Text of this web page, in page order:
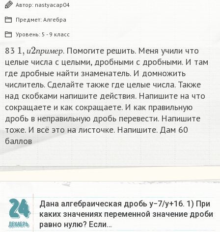
Автор: nastyacap04
Предмет: Алгебра
Уровень: 5 - 9 класс
83 и пр имер
1 2
. Помогите решить. Меня учили что
целые числа с целыми, дробными с дробными. И там
где дробные найти знаменатель. И домножить
числитель. Сделайте также где целые числа. Также
над скобками напишите действия. Напишите на что
сокращаете и как сокращаете. И как правильную
дробь в неправильную дробь перевести. Напишите
тоже. И всё это на листочке. Напишите. Дам 60
баллов
24
ДЕКАБРЬ
Дана алгебраическая дробь y−7/y+16. 1) При
каких значениях переменной значение дроби
равно нулю? Если…